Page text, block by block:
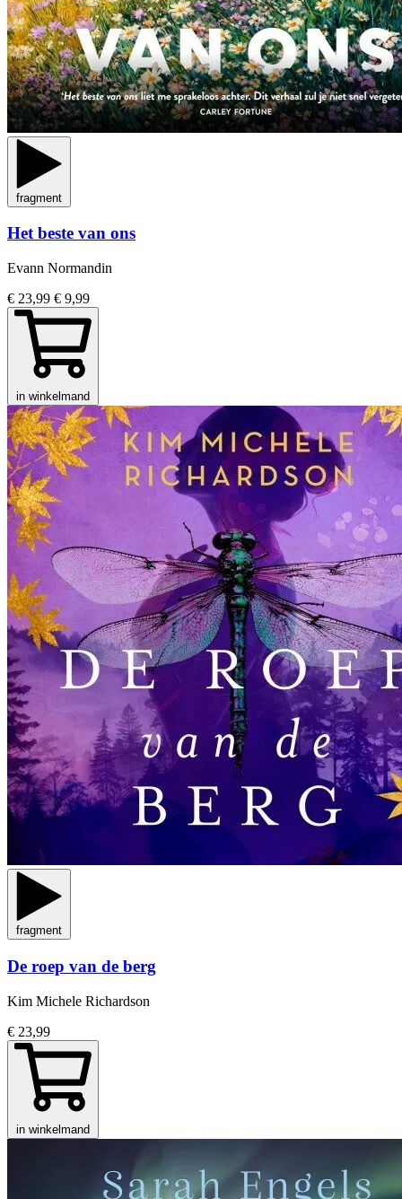
fragment
Het beste van ons
Evann Normandin
€ 23,99 € 9,99
in winkelmand
fragment
De roep van de berg
Kim Michele Richardson
€ 23,99
in winkelmand